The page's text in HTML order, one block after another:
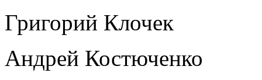
Григорий Клочек
Андрей Костюченко